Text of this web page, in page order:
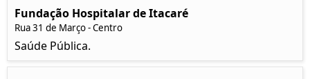
Fundação Hospitalar de Itacaré
Rua 31 de Março - Centro
Saúde Pública.